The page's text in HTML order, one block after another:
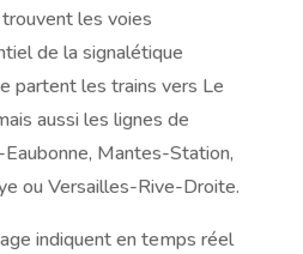
les voies
de la signalétique
partent les trains vers Le
aussi les lignes de
Mantes-Station,
ou Versailles-Rive-Droite.
indiquent en temps réel